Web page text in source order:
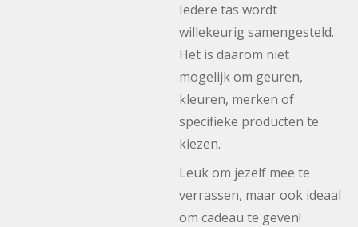
Iedere tas wordt
willekeurig samengesteld.
Het is daarom niet
mogelijk om geuren,
kleuren, merken of
specifieke producten te
kiezen.
Leuk om jezelf mee te
verrassen, maar ook ideaal
om cadeau te geven!